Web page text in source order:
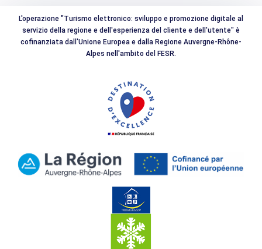
L'operazione "Turismo elettronico: sviluppo e promozione digitale al
servizio della regione e dell'esperienza del cliente e dell'utente" è
cofinanziata dall'Unione Europea e dalla Regione Auvergne-Rhône-
Alpes nell'ambito del FESR.